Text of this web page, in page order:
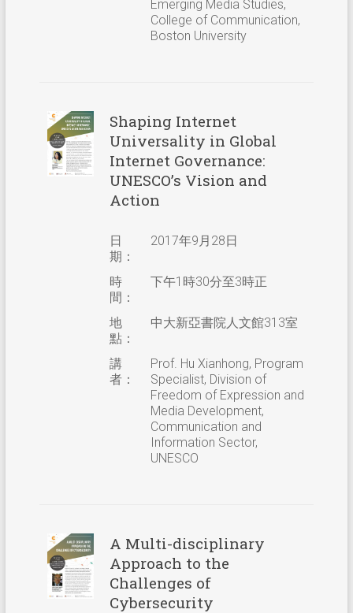
Emerging Media Studies,
College of Communication,
Boston University
Shaping Internet
Universality in Global
Internet Governance:
UNESCO’s Vision and
Action
日
期：
2017年9月28日
時
間：
下午1時30分至3時正
地
點：
中大新亞書院人文館313室
講
者：
Prof. Hu Xianhong, Program
Specialist, Division of
Freedom of Expression and
Media Development,
Communication and
Information Sector,
UNESCO
A Multi-disciplinary
Approach to the
Challenges of
Cybersecurity